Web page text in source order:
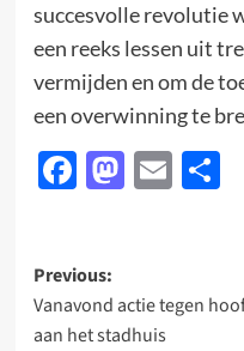
succesvolle revolutie
een reeks lessen uit
vermijden en om de
een overwinning te
Facebook
Email
Post
navigation
Previous:
Vanavond actie tegen
aan het stadhuis